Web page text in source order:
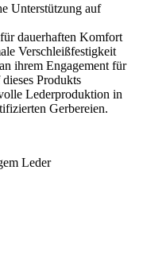
Unterstützung auf
dauerhaften Komfort
Verschleißfestigkeit
ihrem Engagement für
Produkts
Lederproduktion in
Gerbereien.
Leder